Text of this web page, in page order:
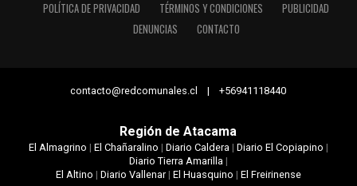
POLÍTICA DE PRIVACIDAD
TÉRMINOS Y CONDICIONES
PUBLICIDAD
DENUNCIAS
CONTACTO
contacto@redcomunales.cl | +56941118440
Región de Atacama
El Almagrino | El Chañaralino | Diario Caldera| Diario El Copiapino |
Diario Tierra Amarilla|
El Altino | Diario Vallenar| El Huasquino | El Freirinense